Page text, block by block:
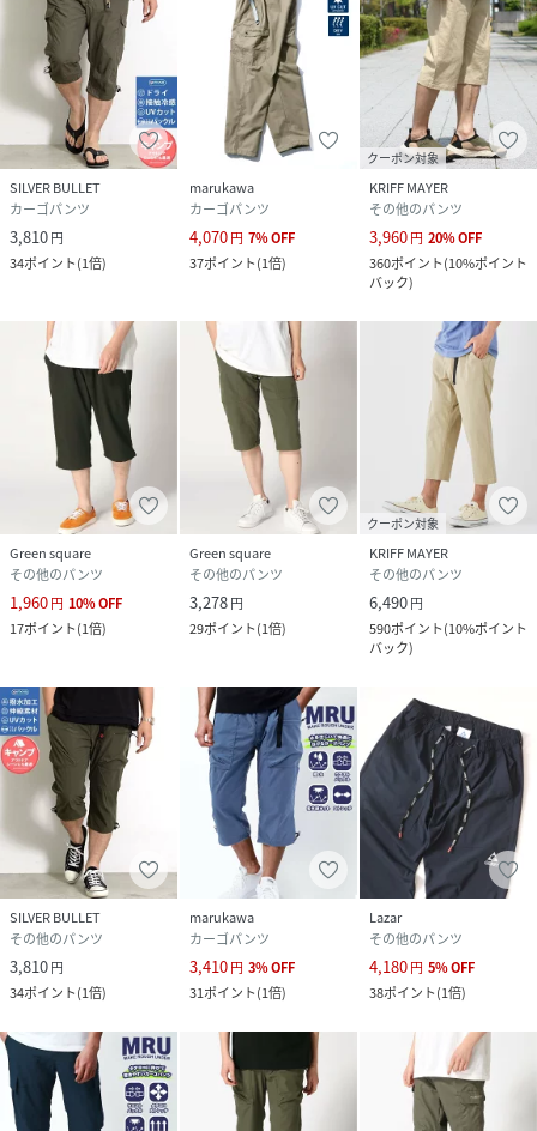
SILVER BULLET
カーゴパンツ
3,810円
34ポイント(1倍)
marukawa
カーゴパンツ
4,070円 7%OFF
37ポイント(1倍)
クーポン対象
KRIFF MAYER
その他のパンツ
3,960円 20%OFF
360ポイント(10%ポイント
バック)
Green square
その他のパンツ
1,960円 10%OFF
17ポイント(1倍)
Green square
その他のパンツ
3,278円
29ポイント(1倍)
クーポン対象
KRIFF MAYER
その他のパンツ
6,490円
590ポイント(10%ポイント
バック)
SILVER BULLET
その他のパンツ
3,810円
34ポイント(1倍)
marukawa
カーゴパンツ
3,410円 3%OFF
31ポイント(1倍)
Lazar
その他のパンツ
4,180円 5%OFF
38ポイント(1倍)